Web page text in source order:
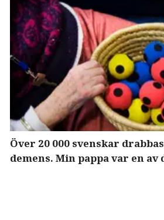
Över 20 000 svenskar
demens. Min pappa var en av